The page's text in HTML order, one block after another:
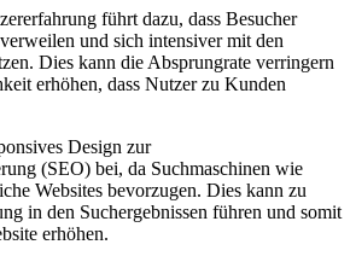
führt dazu, dass Besucher
und sich intensiver mit den
Dies kann die Absprungrate verringern
erhöhen, dass Nutzer zu Kunden
Design zur
(SEO) bei, da Suchmaschinen wie
Websites bevorzugen. Dies kann zu
in den Suchergebnissen führen und somit
erhöhen.